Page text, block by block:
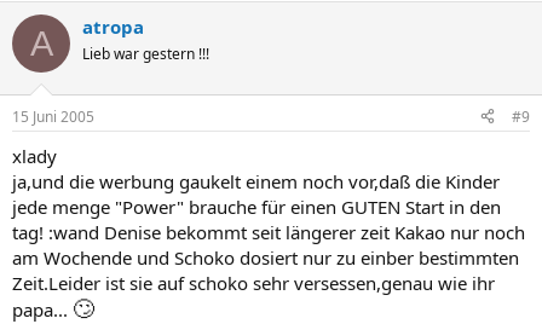
A atropa
Lieb war gestern !!!
15 Juni 2005 #9
xlady
ja,und die werbung gaukelt einem noch vor,daß die Kinder
jede menge "Power" brauche für einen GUTEN Start in den
tag! :wand Denise bekommt seit längerer zeit Kakao nur noch
am Wochende und Schoko dosiert nur zu einber bestimmten
Zeit.Leider ist sie auf schoko sehr versessen,genau wie ihr
papa... 🙄